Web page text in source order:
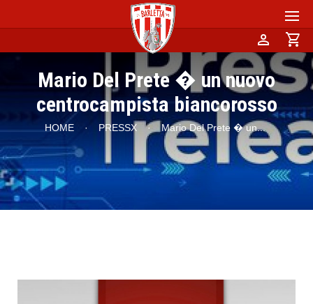
person shopping_cart
Mario Del Prete � un nuovo
centrocampista biancorosso
HOME · PRESSX · Mario Del Prete � un...